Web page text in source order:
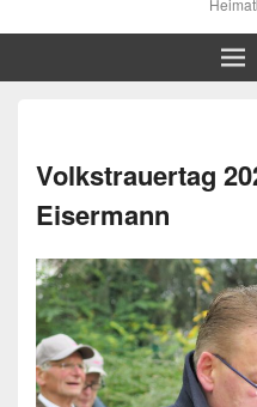
Volkstrauertag
Eisermann